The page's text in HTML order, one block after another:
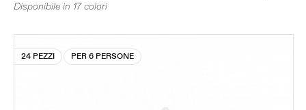
Disponibile in 17 colori
24 PEZZI PER 6 PERSONE